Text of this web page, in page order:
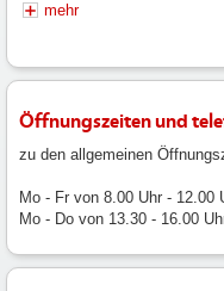
mehr
Öffnungszeiten und
zu den allgemeinen
Mo - Fr von 8.00 Uhr - 12.00
Mo - Do von 13.30 - 16.00